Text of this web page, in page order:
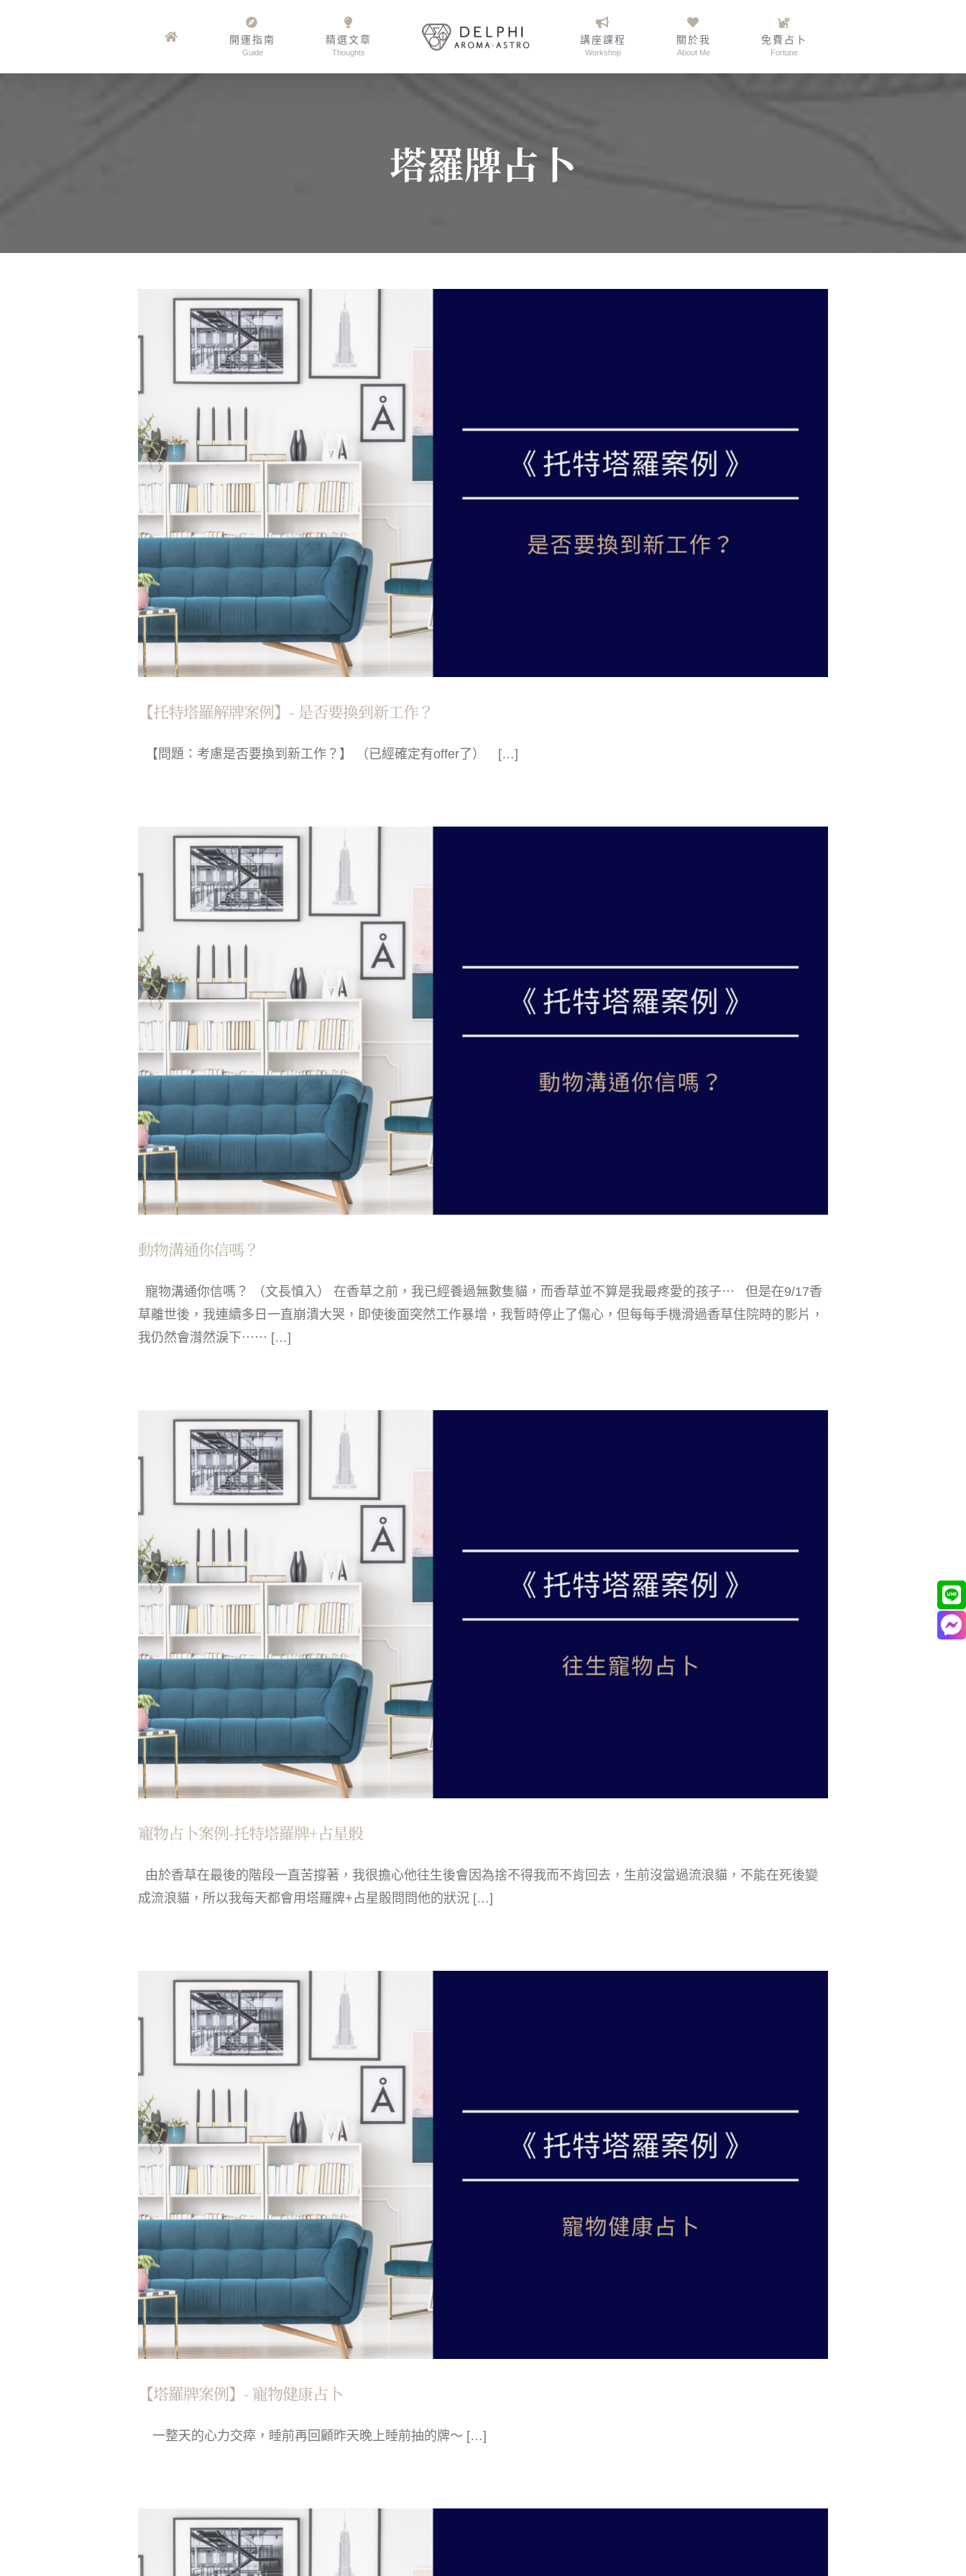
開運指南
Guide
精選文章
Thoughts
講座課程
Workshop
關於我
About Me
免費占卜
Fortune
塔羅牌占卜
【托特塔羅解牌案例】- 是否要換到新工作？
【問題：考慮是否要換到新工作？】 （已經確定有offer了）⠀ […]
動物溝通你信嗎？
寵物溝通你信嗎？ （文長慎入） 在香草之前，我已經養過無數隻貓，而香草並不算是我最疼愛的孩子⋯ 但是在9/17香
草離世後，我連續多日一直崩潰大哭，即使後面突然工作暴增，我暫時停止了傷心，但每每手機滑過香草住院時的影片，
我仍然會潸然淚下⋯⋯ […]
寵物占卜案例-托特塔羅牌+占星骰
由於香草在最後的階段一直苦撐著，我很擔心他往生後會因為捨不得我而不肯回去，生前沒當過流浪貓，不能在死後變
成流浪貓，所以我每天都會用塔羅牌+占星骰問問他的狀況 […]
【塔羅牌案例】- 寵物健康占卜
一整天的心力交瘁，睡前再回顧昨天晚上睡前抽的牌～ […]